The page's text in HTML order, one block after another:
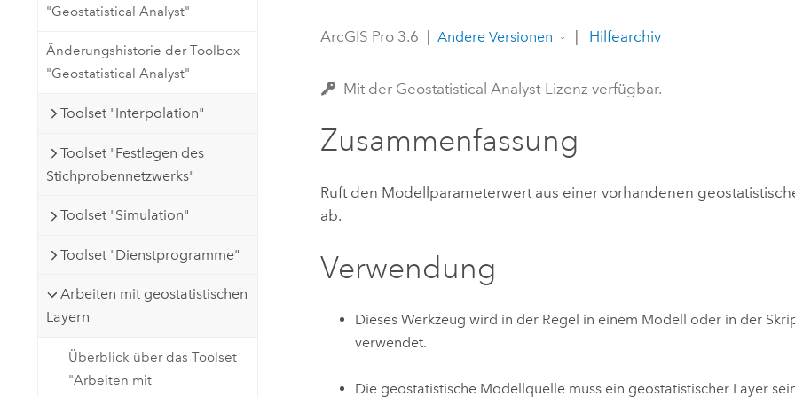
Erstellen Sie Anwendungen für
die Kartenerstellung und
Alle Produkte
Alle Branchen Alle Storys
"Geostatistical Analyst"
Änderungshistorie der Toolbox
"Geostatistical Analyst"
Toolset "Interpolation"
Toolset "Festlegen des
Stichprobennetzwerks"
Toolset "Simulation"
Toolset "Dienstprogramme"
Arbeiten mit geostatistischen
Layern
Überblick über das Toolset
"Arbeiten mit
ArcGIS Pro 3.6 Andere Versionen Hilfearchiv
Mit der Geostatistical Analyst-Lizenz verfügbar.
Zusammenfassung
Ruft den Modellparameterwert aus einer vorhandenen
ab.
Verwendung
Dieses Werkzeug wird in der Regel in einem Modell oder in der
verwendet.
Die geostatistische Modellquelle muss ein geostatistischer Layer